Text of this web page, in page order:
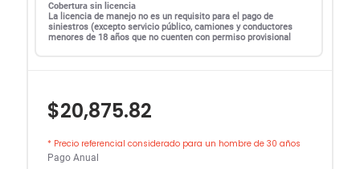
Cobertura sin licencia
La licencia de manejo no es un requisito para el pago de
siniestros (excepto servicio público, camiones y conductores
menores de 18 años que no cuenten con permiso provisional
$20,875.82
* Precio referencial considerado para un hombre de 30 años
Pago Anual